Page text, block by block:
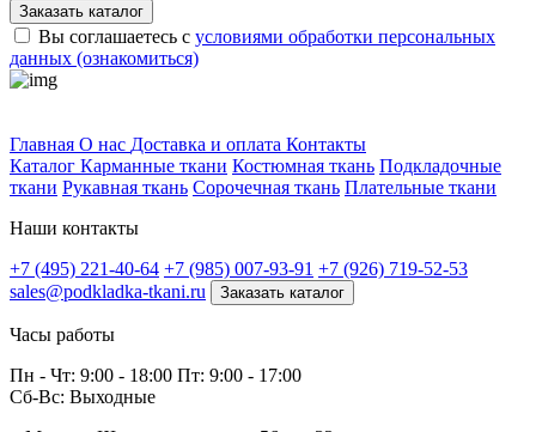
Заказать каталог
Вы соглашаетесь с условиями обработки персональных
данных (ознакомиться)
Главная О нас Доставка и оплата Контакты
Каталог Карманные ткани Костюмная ткань Подкладочные
ткани Рукавная ткань Сорочечная ткань Плательные ткани
Наши контакты
+7 (495) 221-40-64 +7 (985) 007-93-91 +7 (926) 719-52-53
sales@podkladka-tkani.ru
Заказать каталог
Часы работы
Пн - Чт: 9:00 - 18:00 Пт: 9:00 - 17:00
Сб-Вс: Выходные